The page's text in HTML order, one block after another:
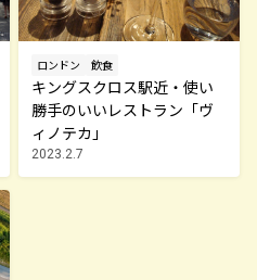
ロンドン 飲食
キングスクロス駅近・使い
勝手のいいレストラン「ヴ
ィノテカ」
2023.2.7